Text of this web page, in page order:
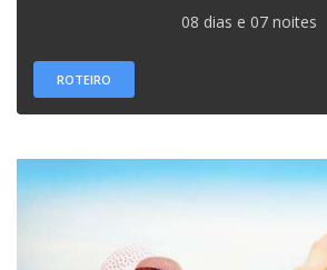
08 dias e 07 noites
ROTEIRO